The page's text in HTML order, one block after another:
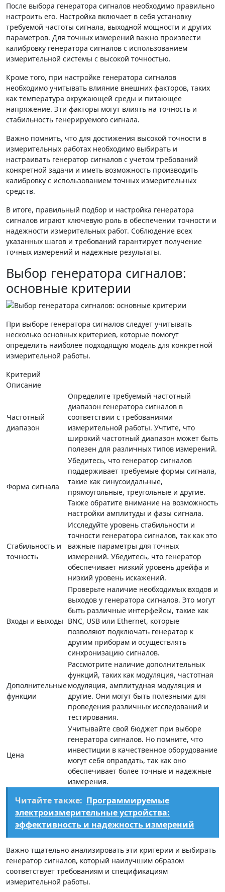
После выбора генератора сигналов необходимо правильно
настроить его. Настройка включает в себя установку
требуемой частоты сигнала, выходной мощности и других
параметров. Для точных измерений важно произвести
калибровку генератора сигналов с использованием
измерительной системы с высокой точностью.
Кроме того, при настройке генератора сигналов
необходимо учитывать влияние внешних факторов, таких
как температура окружающей среды и питающее
напряжение. Эти факторы могут влиять на точность и
стабильность генерируемого сигнала.
Важно помнить, что для достижения высокой точности в
измерительных работах необходимо выбирать и
настраивать генератор сигналов с учетом требований
конкретной задачи и иметь возможность производить
калибровку с использованием точных измерительных
средств.
В итоге, правильный подбор и настройка генератора
сигналов играют ключевую роль в обеспечении точности и
надежности измерительных работ. Соблюдение всех
указанных шагов и требований гарантирует получение
точных измерений и надежные результаты.
Выбор генератора сигналов:
основные критерии
При выборе генератора сигналов следует учитывать
несколько основных критериев, которые помогут
определить наиболее подходящую модель для конкретной
измерительной работы.
Критерий
Описание
Частотный
диапазон
Определите требуемый частотный
диапазон генератора сигналов в
соответствии с требованиями
измерительной работы. Учтите, что
широкий частотный диапазон может быть
полезен для различных типов измерений.
Форма сигнала
Убедитесь, что генератор сигналов
поддерживает требуемые формы сигнала,
такие как синусоидальные,
прямоугольные, треугольные и другие.
Также обратите внимание на возможность
настройки амплитуды и фазы сигнала.
Стабильность и
точность
Исследуйте уровень стабильности и
точности генератора сигналов, так как это
важные параметры для точных
измерений. Убедитесь, что генератор
обеспечивает низкий уровень дрейфа и
низкий уровень искажений.
Входы и выходы
Проверьте наличие необходимых входов и
выходов у генератора сигналов. Это могут
быть различные интерфейсы, такие как
BNC, USB или Ethernet, которые
позволяют подключать генератор к
другим приборам и осуществлять
синхронизацию сигналов.
Дополнительные
функции
Рассмотрите наличие дополнительных
функций, таких как модуляция, частотная
модуляция, амплитудная модуляция и
другие. Они могут быть полезными для
проведения различных исследований и
тестирования.
Цена
Учитывайте свой бюджет при выборе
генератора сигналов. Но помните, что
инвестиции в качественное оборудование
могут себя оправдать, так как оно
обеспечивает более точные и надежные
измерения.
Читайте также: Программируемые
электроизмерительные устройства:
эффективность и надежность измерений
Важно тщательно анализировать эти критерии и выбирать
генератор сигналов, который наилучшим образом
соответствует требованиям и спецификациям
измерительной работы.